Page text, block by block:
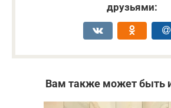
друзьями:
Вам также может быть